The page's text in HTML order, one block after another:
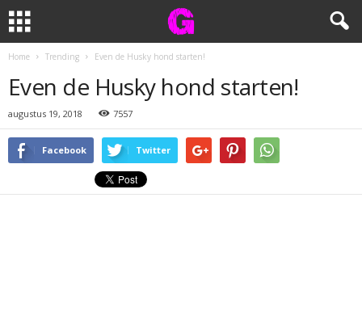
Home Trending Even de Husky hond starten!
Even de Husky hond starten!
augustus 19, 2018 7557
Facebook Twitter